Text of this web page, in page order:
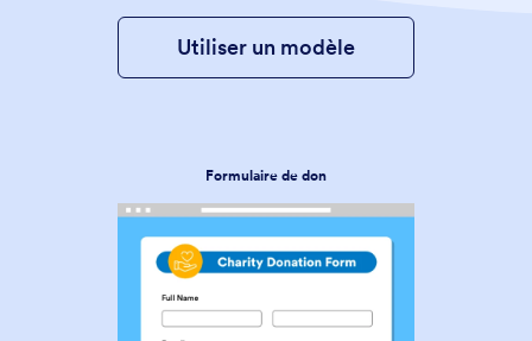
Utiliser un modèle
Formulaire de don